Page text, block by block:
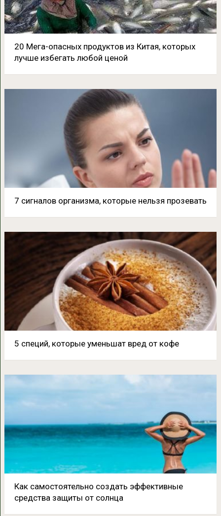
20 Мега-опасных продуктов из Китая, которых
лучше избегать любой ценой
7 сигналов организма, которые нельзя прозевать
5 специй, которые уменьшат вред от кофе
Как самостоятельно создать эффективные
средства защиты от солнца